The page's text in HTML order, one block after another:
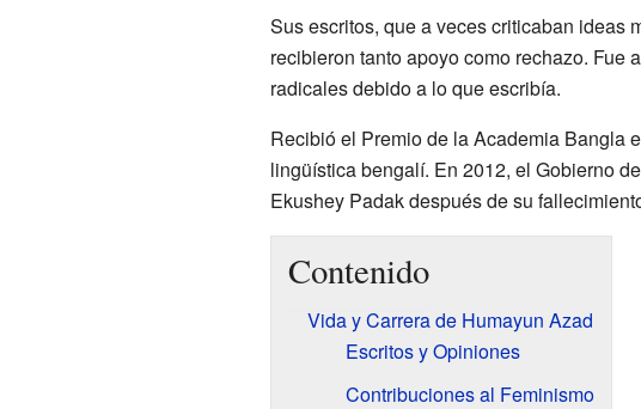
Sus escritos, que a veces criticaban ideas
recibieron tanto apoyo como rechazo. Fue
radicales debido a lo que escribía.
Recibió el Premio de la Academia Bangla
lingüística bengalí. En 2012, el Gobierno
Ekushey Padak después de su
Contenido
Vida y Carrera de Humayun Azad
Escritos y Opiniones
Contribuciones al Feminismo